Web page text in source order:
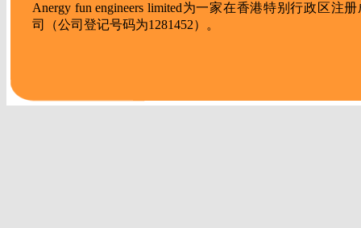
Anergy fun engineers limited为一家在香港特别行政区注
司（公司登记号码为1281452）。